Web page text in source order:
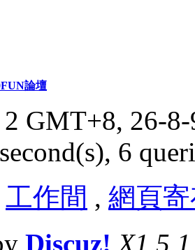
論壇
2 GMT+8, 26-
6
工作間 , 網頁
Discuz! X1.5.1